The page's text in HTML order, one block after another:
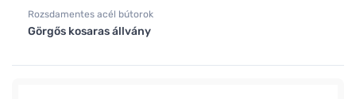
Rozsdamentes acél bútorok
Görgős kosaras állvány